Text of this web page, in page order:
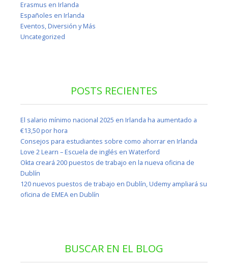
Erasmus en Irlanda
Españoles en Irlanda
Eventos, Diversión y Más
Uncategorized
POSTS RECIENTES
El salario mínimo nacional 2025 en Irlanda ha aumentado a
€13,50 por hora
Consejos para estudiantes sobre como ahorrar en Irlanda
Love 2 Learn – Escuela de inglés en Waterford
Okta creará 200 puestos de trabajo en la nueva oficina de
Dublín
120 nuevos puestos de trabajo en Dublín, Udemy ampliará su
oficina de EMEA en Dublín
BUSCAR EN EL BLOG